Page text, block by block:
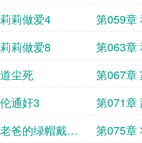
莉做爱4 第059章
莉做爱8 第063章
尘死 第067章
通奸3 第071章
爸的绿帽戴到
第075章